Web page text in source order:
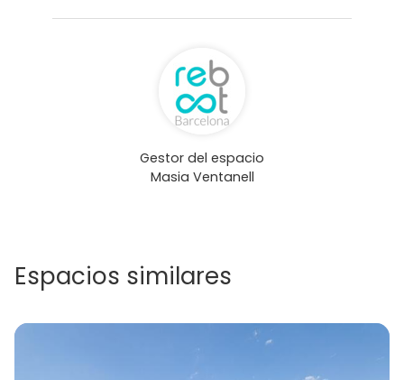
Gestor del espacio
Masia Ventanell
Espacios similares